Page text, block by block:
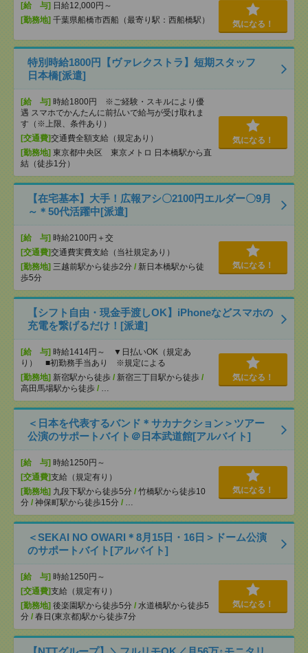
[給 与] 日給12,000円～
[勤務地] 千葉県船橋市西船（最寄り駅：西船橋駅） 気になる！
特別時給1800円【ヴァレクストラ】短期スタッフ
日本橋[派遣]
[給 与] 時給1800円 ※ご経験・スキルにより優
遇 スマホでかんたんに前払いで給与が受け取れま
す（※上限、条件あり）
[交通費]交通費全額支給（規定あり）
[勤務地] 東京都中央区 東京メトロ 日本橋駅から直
結（徒歩1分）
気になる！
【在宅基本】大手！広報アシ〇2100円エルダー〇9月
～＊50代活躍中[派遣]
[給 与] 時給2100円＋交
[交通費]交通費実費支給（当社規定あり）
[勤務地] 三越前駅から徒歩2分 / 新日本橋駅から徒
歩5分
気になる！
【シフト自由・現金手渡しOK】iPhoneなどスマホの
充電を繋げるだけ！[派遣]
[給 与] 時給1414円～ ▼日払いOK（規定あ
り） ■初勤務手当あり ※規定による
[勤務地] 新宿駅から徒歩 / 新宿三丁目駅から徒歩 /
高田馬場駅から徒歩 / …
気になる！
＜日本を代表するバンド＊サカナクション＞ツアー
公演のサポートバイト＠日本武道館[アルバイト]
[給 与] 時給1250円～
[交通費]支給（規定有り）
[勤務地] 九段下駅から徒歩5分 / 竹橋駅から徒歩10
分 / 神保町駅から徒歩15分 / …
気になる！
＜SEKAI NO OWARI＊8月15日・16日＞ドーム公演
のサポートバイト[アルバイト]
[給 与] 時給1250円～
[交通費]支給（規定有り）
[勤務地] 後楽園駅から徒歩5分 / 水道橋駅から徒歩5
分 / 春日(東京都)駅から徒歩7分
気になる！